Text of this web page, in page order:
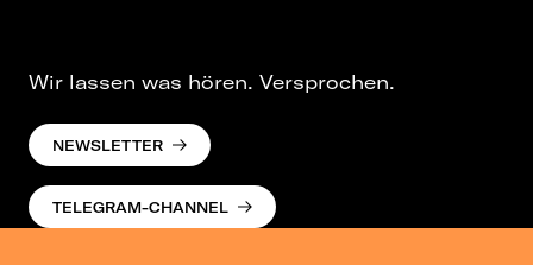
Wir lassen was hören. Versprochen.
NEWSLETTER
TELEGRAM-CHANNEL